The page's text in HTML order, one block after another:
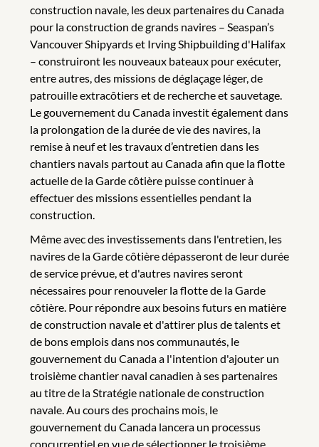
construction navale, les deux partenaires du Canada
pour la construction de grands navires – Seaspan’s
Vancouver Shipyards et Irving Shipbuilding d'Halifax
– construiront les nouveaux bateaux pour exécuter,
entre autres, des missions de déglaçage léger, de
patrouille extracôtiers et de recherche et sauvetage.
Le gouvernement du Canada investit également dans
la prolongation de la durée de vie des navires, la
remise à neuf et les travaux d’entretien dans les
chantiers navals partout au Canada afin que la flotte
actuelle de la Garde côtière puisse continuer à
effectuer des missions essentielles pendant la
construction.
Même avec des investissements dans l'entretien, les
navires de la Garde côtière dépasseront de leur durée
de service prévue, et d'autres navires seront
nécessaires pour renouveler la flotte de la Garde
côtière. Pour répondre aux besoins futurs en matière
de construction navale et d'attirer plus de talents et
de bons emplois dans nos communautés, le
gouvernement du Canada a l'intention d'ajouter un
troisième chantier naval canadien à ses partenaires
au titre de la Stratégie nationale de construction
navale. Au cours des prochains mois, le
gouvernement du Canada lancera un processus
concurrentiel en vue de sélectionner le troisième